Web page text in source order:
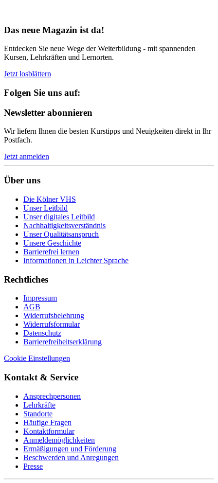
Das neue Magazin ist da!
Entdecken Sie neue Wege der Weiterbildung - mit spannenden
Kursen, Lehrkräften und Lernorten.
Jetzt losblättern
Folgen Sie uns auf:
Newsletter abonnieren
Wir liefern Ihnen die besten Kurstipps und Neuigkeiten direkt in Ihr
Postfach.
Jetzt anmelden
Über uns
Die Kölner VHS
Unser Leitbild
Unser digitales Leitbild
Nachhaltigkeitsverständnis
Unser Qualitätsanspruch
Unsere Geschichte
Barrierefrei lernen
Informationen in Leichter Sprache
Rechtliches
Impressum
AGB
Widerrufsbelehrung
Widerrufsformular
Datenschutz
Barrierefreiheitserklärung
Cookie Einstellungen
Kontakt & Service
Ansprechpersonen
Lehrkräfte
Standorte
Häufige Fragen
Kontaktformular
Anmeldemöglichkeiten
Ermäßigungen und Förderung
Beschwerden und Anregungen
Presse